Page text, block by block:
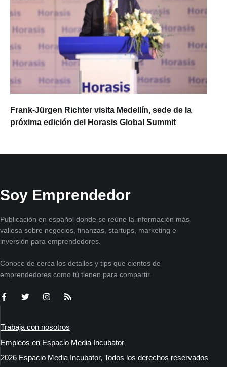
Frank-Jürgen Richter visita Medellín, sede de la
próxima edición del Horasis Global Summit
Soy Emprendedor
Publicación en español donde se reúne la información más
valiosa sobre negocios, finanzas, startups, marketing e
inversión para emprendedores.
Conoce de cerca los detalles y tips que cientos de
emprendedores como tú tienen para compartir.
Trabaja con nosotros
Empleos en Espacio Media Incubator
2026 Espacio Media Incubator, Todos los derechos reservados